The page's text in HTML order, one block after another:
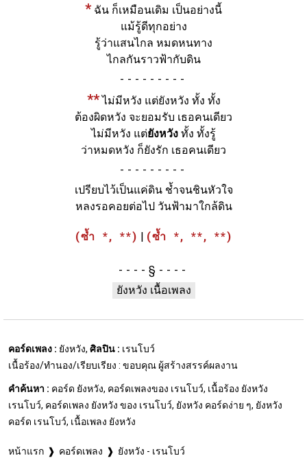
* ฉัน ก็เหมือนเดิม เป็นอย่างนี้
แม้รู้ดีทุกอย่าง
รู้ว่าแสนไกล หมดหนทาง
ไกลกันราวฟ้ากับดิน
-
**ไม่มีหวัง แต่ยังหวัง ทั้ง ทั้ง
ต้องผิดหวัง จะยอมรับ เธอคนเดียว
ไม่มีหวัง แต่ยังหวัง ทั้ง ทั้งรู้
ว่าหมดหวัง ก็ยังรัก เธอคนเดียว
-
เปรียบไว้เป็นแค่ดิน ช้ำจนชินหัวใจ
หลงรอคอยต่อไป วันฟ้ามาใกล้ดิน
(ซ้ำ *, **) (ซ้ำ *, **, **)
§
ยังหวัง เนื้อเพลง
คอร์ดเพลง : ยังหวัง, ศิลปิน : เรนโบว์
เนื้อร้อง/ทำนอง/เรียบเรียง : ขอบคุณ ผู้สร้างสรรค์ผลงาน
คำค้นหา : คอร์ด ยังหวัง, คอร์ดเพลงของ เรนโบว์, เนื้อร้อง ยังหวัง
เรนโบว์, คอร์ดเพลง ยังหวัง ของ เรนโบว์, ยังหวัง คอร์ดง่าย ๆ, ยังหวัง
คอร์ด เรนโบว์, เนื้อเพลง ยังหวัง
หน้าแรก คอร์ดเพลง ยังหวัง - เรนโบว์